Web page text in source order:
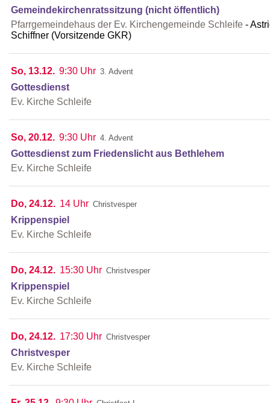
Gemeindekirchenratssitzung (nicht öffentlich)
Pfarrgemeindehaus der Ev. Kirchengemeinde Schleife
Schiffner (Vorsitzende GKR)
So, 13.12. 9:30 Uhr 3. Advent
Gottesdienst
Ev. Kirche Schleife
So, 20.12. 9:30 Uhr 4. Advent
Gottesdienst zum Friedenslicht aus Bethlehem
Ev. Kirche Schleife
Do, 24.12. 14 Uhr Christvesper
Krippenspiel
Ev. Kirche Schleife
Do, 24.12. 15:30 Uhr Christvesper
Krippenspiel
Ev. Kirche Schleife
Do, 24.12. 17:30 Uhr Christvesper
Christvesper
Ev. Kirche Schleife